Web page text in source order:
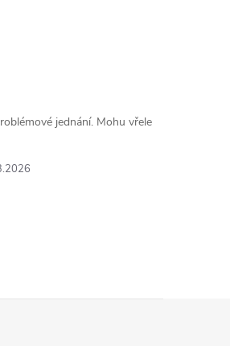
jednání. Mohu vřele